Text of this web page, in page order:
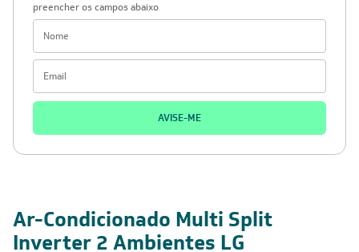
preencher os campos abaixo
AVISE-ME
Ar-Condicionado Multi Split
Inverter 2 Ambientes LG